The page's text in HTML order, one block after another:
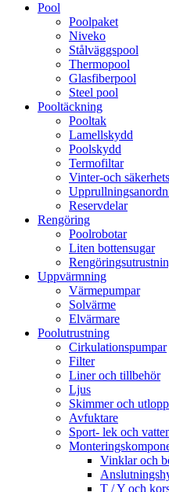
Pool
Poolpaket
Niveko
Stålväggspool
Thermopool
Glasfiberpool
Steel pool
Pooltäckning
Pooltak
Lamellskydd
Poolskydd
Termofiltar
Vinter-och
Reservdelar
Rengöring
Poolrobotar
Liten bottensugar
Uppvärmning
Värmepumpar
Solvärme
Elvärmare
Poolutrustning
Cirkulationspumpar
Filter
Liner och tillbehör
Ljus
Skimmer och utlopp
Avfuktare
Sport- lek och
Vinklar och
T / Y och